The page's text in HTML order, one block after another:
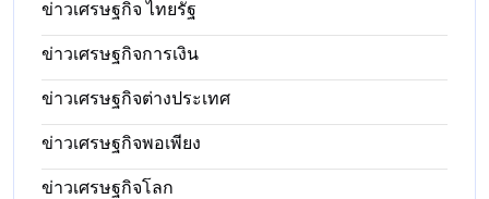
ข่าวเศรษฐกิจ ไทยรัฐ
ข่าวเศรษฐกิจการเงิน
ข่าวเศรษฐกิจต่างประเทศ
ข่าวเศรษฐกิจพอเพียง
ข่าวเศรษฐกิจโลก